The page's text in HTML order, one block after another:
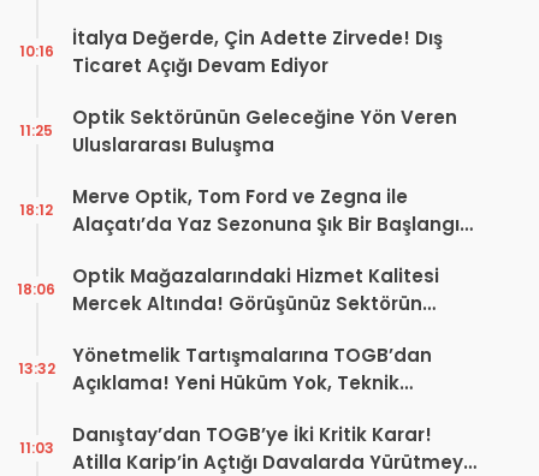
İtalya Değerde, Çin Adette Zirvede! Dış
Ticaret Açığı Devam Ediyor
10:16
Optik Sektörünün Geleceğine Yön Veren
Uluslararası Buluşma
11:25
Merve Optik, Tom Ford ve Zegna ile
Alaçatı’da Yaz Sezonuna Şık Bir Başlangıç ​​
18:12
Optik Mağazalarındaki Hizmet Kalitesi
Mercek Altında! Görüşünüz Sektörün
18:06
Yönetmelik Tartışmalarına TOGB’dan
Açıklama! Yeni Hüküm Yok, Teknik
13:32
Danıştay’dan TOGB’ye İki Kritik Karar!
Atilla Karip’in Açtığı Davalarda Yürütmeyi
11:03